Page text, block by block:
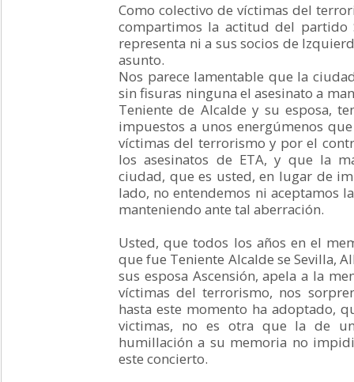
Como colectivo de víctimas del
compartimos la actitud del partido
representa ni a sus socios de
asunto.
Nos parece lamentable que la
sin fisuras ninguna el asesinato a
Teniente de Alcalde y su esposa,
impuestos a unos energúmenos
víctimas del terrorismo y por el
los asesinatos de ETA, y que la
ciudad, que es usted, en lugar de
lado, no entendemos ni aceptamos
manteniendo ante tal aberración.
Usted, que todos los años en el
que fue Teniente Alcalde se Sevilla,
sus esposa Ascensión, apela a la
víctimas del terrorismo, nos
hasta este momento ha adoptado,
victimas, no es otra que la de
humillación a su memoria no
este concierto.